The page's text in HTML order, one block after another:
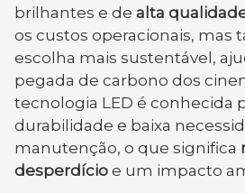
brilhantes e de alta
os custos operacionais, mas
escolha mais sustentável,
pegada de carbono dos
tecnologia LED é conhecida
durabilidade e baixa
manutenção, o que significa
desperdício e um impacto